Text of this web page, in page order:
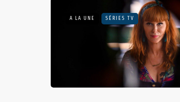
A LA UNE SÉRIES TV